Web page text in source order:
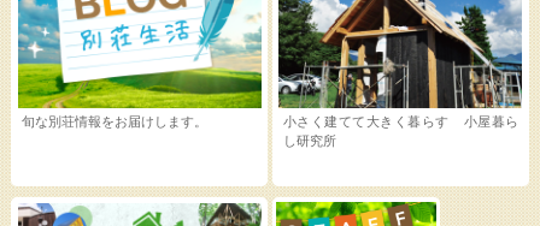
旬な別荘情報をお届けします。
小さく建てて大きく暮らす 小屋暮ら
し研究所